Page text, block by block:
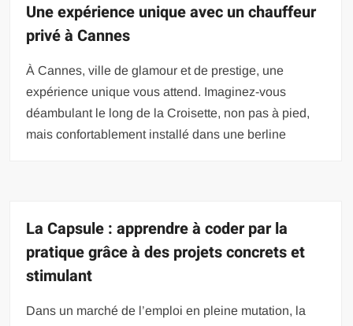
Une expérience unique avec un chauffeur
privé à Cannes
À Cannes, ville de glamour et de prestige, une
expérience unique vous attend. Imaginez-vous
déambulant le long de la Croisette, non pas à pied,
mais confortablement installé dans une berline
La Capsule : apprendre à coder par la
pratique grâce à des projets concrets et
stimulant
Dans un marché de l’emploi en pleine mutation, la